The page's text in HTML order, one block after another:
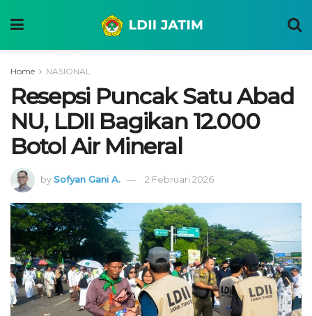
Home NASIONAL
Resepsi Puncak Satu Abad
NU, LDII Bagikan 12.000
Botol Air Mineral
bySofyan Gani A. 2 Februari 2026